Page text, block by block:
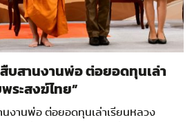
บสานงานพ่อ ต่อยอดทุนเล่า
ระสงฆ์ไทย”
งานพ่อ ต่อยอดทุนเล่าเรียนหลวง